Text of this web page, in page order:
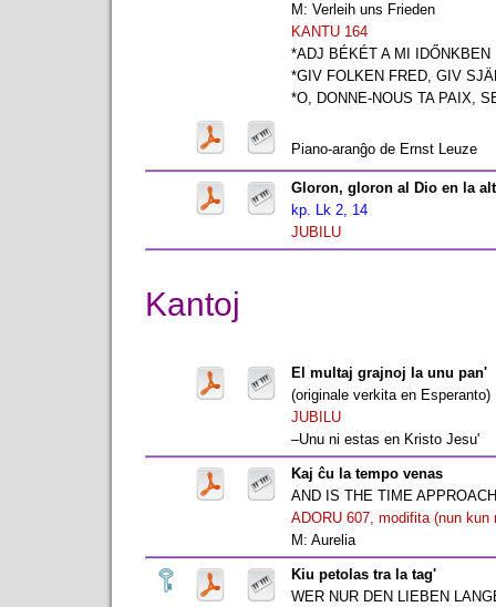
M: Verleih uns Frieden
KANTU 164
*ADJ BÉKÉT A MI IDŐNKBEN
*GIV FOLKEN FRED, GIV
*O, DONNE-NOUS TA PAIX,
Piano-aranĝo de Ernst Leuze
Gloron, gloron al Dio en la
kp. Lk 2, 14
JUBILU
Kantoj
El multaj grajnoj la unu pan'
(originale verkita en Esperanto)
JUBILU
–Unu ni estas en Kristo Jesu'
Kaj ĉu la tempo venas
AND IS THE TIME
ADORU 607, modifita (nun kun
M: Aurelia
Kiu petolas tra la tag'
WER NUR DEN LIEBEN